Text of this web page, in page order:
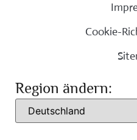
Cookie-
Region ändern: